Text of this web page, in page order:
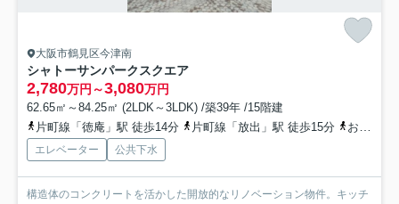
大阪市鶴見区今津南
シャトーサンパークスクエア
2,780万円～3,080万円
62.65㎡～84.25㎡ (2LDK～3LDK) /築39年 /15階建
片町線「徳庵」駅 徒歩14分
片町線「放出」駅 徒歩15分 おおさか東線「高井田中央」駅 徒歩24分
エレベーター 公共下水
構造体のコンクリートを活かした開放的なリノベーション物件。キッチ